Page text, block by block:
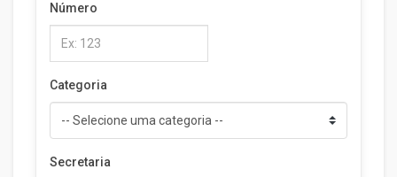
Número
Categoria
Secretaria